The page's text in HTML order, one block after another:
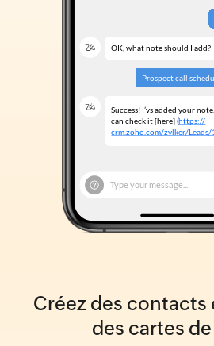
Créez des contacts
des cartes